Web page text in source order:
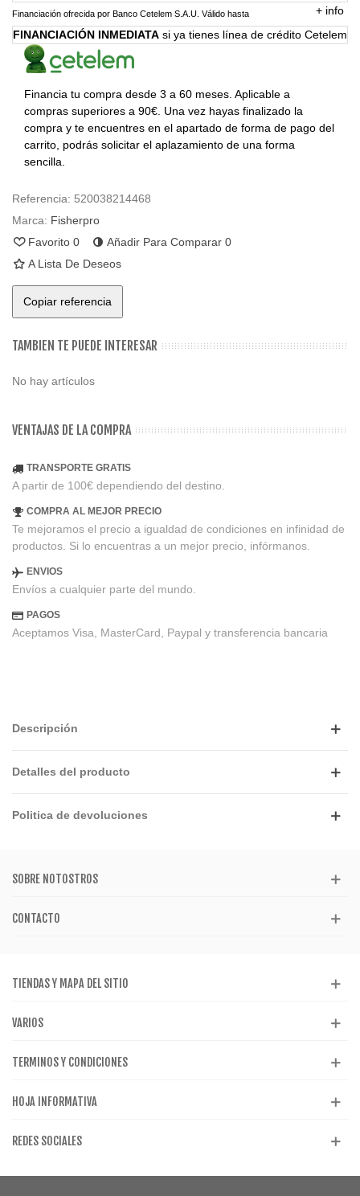
Financiación ofrecida por Banco Cetelem S.A.U. Válido hasta + info
FINANCIACIÓN INMEDIATA si ya tienes línea de crédito Cetelem
Financia tu compra desde 3 a 60 meses. Aplicable a
compras superiores a 90€. Una vez hayas finalizado la
compra y te encuentres en el apartado de forma de pago del
carrito, podrás solicitar el aplazamiento de una forma
sencilla.
Referencia: 520038214468
Marca: Fisherpro
Favorito 0 Añadir Para Comparar 0
A Lista De Deseos
Copiar referencia
TAMBIEN TE PUEDE INTERESAR
No hay artículos
VENTAJAS DE LA COMPRA
TRANSPORTE GRATIS
A partir de 100€ dependiendo del destino.
COMPRA AL MEJOR PRECIO
Te mejoramos el precio a igualdad de condiciones en infinidad de
productos. Si lo encuentras a un mejor precio, infórmanos.
ENVIOS
Envíos a cualquier parte del mundo.
PAGOS
Aceptamos Visa, MasterCard, Paypal y transferencia bancaria
Descripción
Detalles del producto
Politica de devoluciones
SOBRE NOTOSTROS
CONTACTO
TIENDAS Y MAPA DEL SITIO
VARIOS
TERMINOS Y CONDICIONES
HOJA INFORMATIVA
REDES SOCIALES